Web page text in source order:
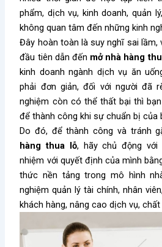
phẩm, dịch vụ, kinh doanh, quản
không quan tâm đến những kinh
Đây hoàn toàn là suy nghĩ sai lầm,
đầu tiên dẫn đến mở nhà hàng
kinh doanh ngành dịch vụ ăn
phải đơn giản, đối với người đã
nghiệm còn có thể thất bại thì
để thành công khi sự chuẩn bị của
Do đó, để thành công và tránh
hàng thua lỗ, hãy chủ động
nhiệm với quyết định của mình
thức nền tảng trong mô hình
nghiệm quản lý tài chính, nhân
khách hàng, nâng cao dịch vụ,